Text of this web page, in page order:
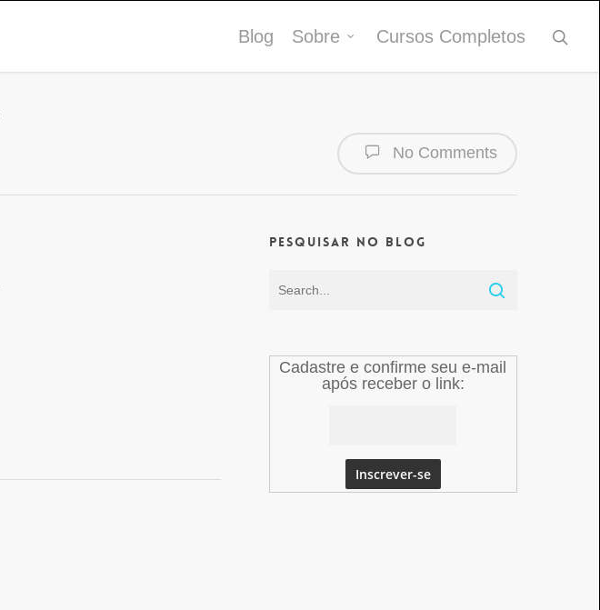
Blog Sobre Cursos Completos
No Comments
Pesquisar no Blog
Cadastre e confirme seu e-mail
após receber o link: